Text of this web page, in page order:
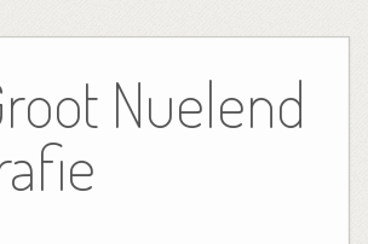
Nuelend